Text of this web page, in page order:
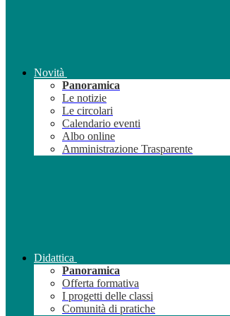
Novità
Panoramica
Le notizie
Le circolari
Calendario eventi
Albo online
Amministrazione Trasparente
Didattica
Panoramica
Offerta formativa
I progetti delle classi
Comunità di pratiche